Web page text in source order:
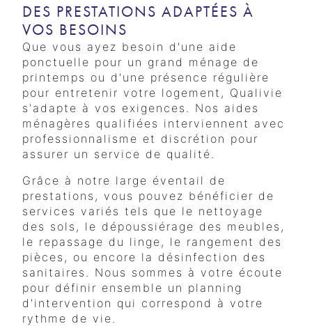
DES PRESTATIONS ADAPTÉES À
VOS BESOINS
Que vous ayez besoin d'une aide
ponctuelle pour un grand ménage de
printemps ou d'une présence régulière
pour entretenir votre logement, Qualivie
s'adapte à vos exigences. Nos aides
ménagères qualifiées interviennent avec
professionnalisme et discrétion pour
assurer un service de qualité.
Grâce à notre large éventail de
prestations, vous pouvez bénéficier de
services variés tels que le nettoyage
des sols, le dépoussiérage des meubles,
le repassage du linge, le rangement des
pièces, ou encore la désinfection des
sanitaires. Nous sommes à votre écoute
pour définir ensemble un planning
d'intervention qui correspond à votre
rythme de vie.